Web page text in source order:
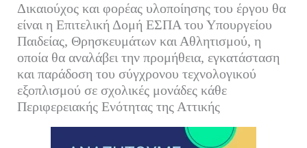
Δικαιούχος και φορέας υλοποίησης του έργου θα
είναι η Επιτελική Δομή ΕΣΠΑ του Υπουργείου
Παιδείας, Θρησκευμάτων και Αθλητισμού, η
οποία θα αναλάβει την προμήθεια, εγκατάσταση
και παράδοση του σύγχρονου τεχνολογικού
εξοπλισμού σε σχολικές μονάδες κάθε
Περιφερειακής Ενότητας της Αττικής